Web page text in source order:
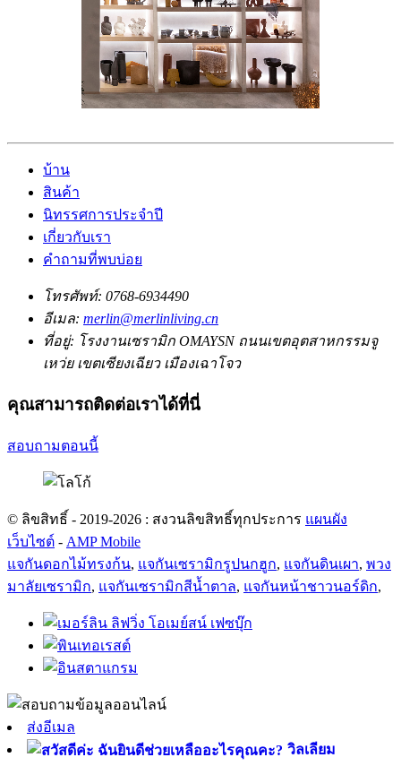
บ้าน
สินค้า
นิทรรศการประจำปี
เกี่ยวกับเรา
คำถามที่พบบ่อย
โทรศัพท์: 0768-6934490
อีเมล: merlin@merlinliving.cn
ที่อยู่: โรงงานเซรามิก OMAYSN ถนนเขตอุตสาหกรรมจู
เหว่ย เขตเซียงเฉียว เมืองเฉาโจว
คุณสามารถติดต่อเราได้ที่นี่
สอบถามตอนนี้
© ลิขสิทธิ์ - 2019-2026 : สงวนลิขสิทธิ์ทุกประการ แผนผัง
เว็บไซต์ - AMP Mobile
แจกันดอกไม้ทรงก้น, แจกันเซรามิกรูปนกฮูก, แจกันดินเผา, พวง
มาลัยเซรามิก, แจกันเซรามิกสีน้ำตาล, แจกันหน้าชาวนอร์ดิก,
ส่งอีเมล
วิลเลียม